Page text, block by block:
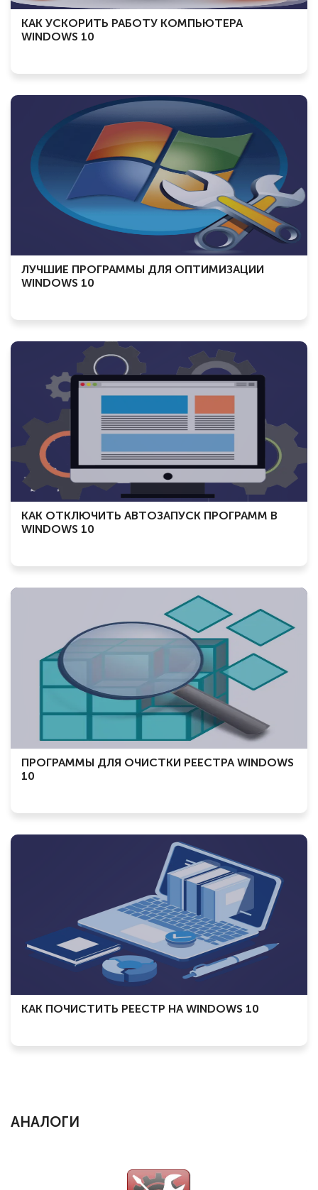
КАК УСКОРИТЬ РАБОТУ КОМПЬЮТЕРА
WINDOWS 10
ЛУЧШИЕ ПРОГРАММЫ ДЛЯ ОПТИМИЗАЦИИ
WINDOWS 10
КАК ОТКЛЮЧИТЬ АВТОЗАПУСК ПРОГРАММ В
WINDOWS 10
ПРОГРАММЫ ДЛЯ ОЧИСТКИ РЕЕСТРА WINDOWS
10
КАК ПОЧИСТИТЬ РЕЕСТР НА WINDOWS 10
АНАЛОГИ